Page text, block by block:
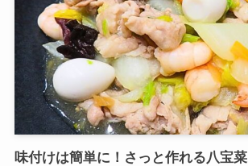
味付けは簡単に！さっと作れる八宝菜